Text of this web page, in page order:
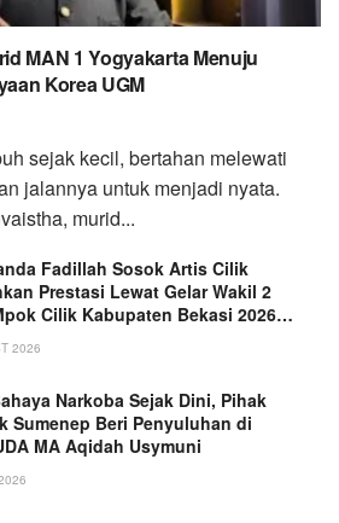
MAN 1 Yogyakarta Menuju
Korea UGM
sejak kecil, bertahan melewati
jalannya untuk menjadi nyata.
murid...
Fadillah Sosok Artis Cilik
Prestasi Lewat Gelar Wakil 2
Cilik Kabupaten Bekasi 2026
di Wonderkids SCTV
2026
Narkoba Sejak Dini, Pihak
Sumenep Beri Penyuluhan di
MA Aqidah Usymuni